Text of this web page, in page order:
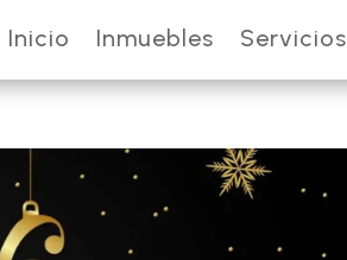
Inicio Inmuebles Servicios